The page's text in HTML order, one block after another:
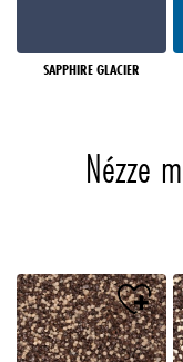
SAPPHIRE GLACIER
Nézze